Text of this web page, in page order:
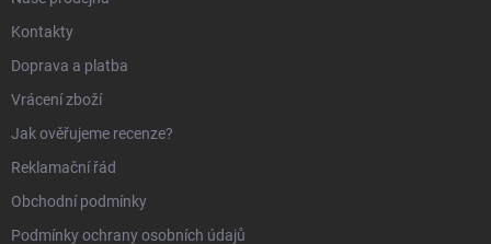
Kontakty
Doprava a platba
Vrácení zboží
Jak ověřujeme recenze?
Reklamační řád
Obchodní podmínky
Podmínky ochrany osobních údajů